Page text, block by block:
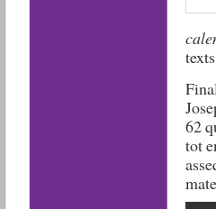
62
tot